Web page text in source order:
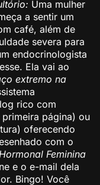
Uma mulher
a sentir um
café, além de
severa para
endocrinologista
Ela vai ao
extremo na
rico com
página) ou
oferecendo
com o
Feminina
e o e-mail dela
Bingo! Você